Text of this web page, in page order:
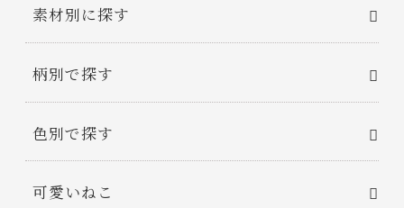
素材別に探す
柄別で探す
色別で探す
可愛いねこ